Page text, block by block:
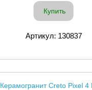
Купить
Артикул: 130837
Керамогранит Creto Pixel 4